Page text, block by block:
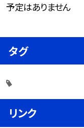
予定はありません
タグ
リンク